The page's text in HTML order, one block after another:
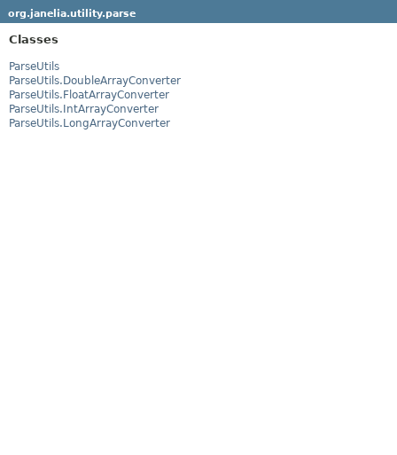
org.janelia.utility.parse
Classes
ParseUtils
ParseUtils.DoubleArrayConverter
ParseUtils.FloatArrayConverter
ParseUtils.IntArrayConverter
ParseUtils.LongArrayConverter